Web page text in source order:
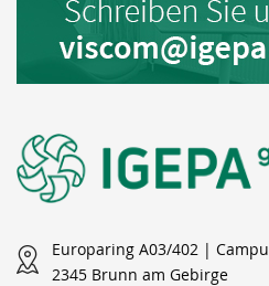
Europaring A03/402 |
2345 Brunn am Gebirge